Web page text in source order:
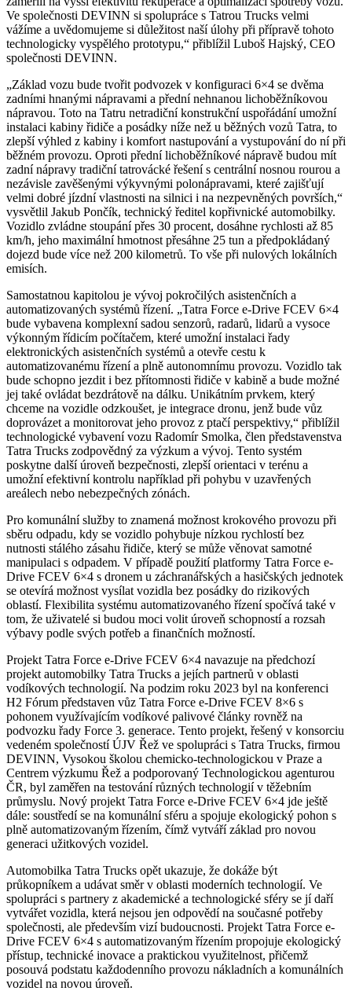
Ve společnosti DEVINN si spolupráce s Tatrou Trucks velmi
vážíme a uvědomujeme si důležitost naší úlohy při přípravě tohoto
technologicky vyspělého prototypu,“ přiblížil Luboš Hajský, CEO
společnosti DEVINN.
„Základ vozu bude tvořit podvozek v konfiguraci 6×4 se dvěma
zadními hnanými nápravami a přední nehnanou lichoběžníkovou
nápravou. Toto na Tatru netradiční konstrukční uspořádání umožní
instalaci kabiny řidiče a posádky níže než u běžných vozů Tatra, to
zlepší výhled z kabiny i komfort nastupování a vystupování do ní při
běžném provozu. Oproti přední lichoběžníkové nápravě budou mít
zadní nápravy tradiční tatrovácké řešení s centrální nosnou rourou a
nezávisle zavěšenými výkyvnými polonápravami, které zajišťují
velmi dobré jízdní vlastnosti na silnici i na nezpevněných površích,“
vysvětlil Jakub Pončík, technický ředitel kopřivnické automobilky.
Vozidlo zvládne stoupání přes 30 procent, dosáhne rychlosti až 85
km/h, jeho maximální hmotnost přesáhne 25 tun a předpokládaný
dojezd bude více než 200 kilometrů. To vše při nulových lokálních
emisích.
Samostatnou kapitolou je vývoj pokročilých asistenčních a
automatizovaných systémů řízení. „Tatra Force e-Drive FCEV 6×4
bude vybavena komplexní sadou senzorů, radarů, lidarů a vysoce
výkonným řídicím počítačem, které umožní instalaci řady
elektronických asistenčních systémů a otevře cestu k
automatizovanému řízení a plně autonomnímu provozu. Vozidlo tak
bude schopno jezdit i bez přítomnosti řidiče v kabině a bude možné
jej také ovládat bezdrátově na dálku. Unikátním prvkem, který
chceme na vozidle odzkoušet, je integrace dronu, jenž bude vůz
doprovázet a monitorovat jeho provoz z ptačí perspektivy,“ přiblížil
technologické vybavení vozu Radomír Smolka, člen představenstva
Tatra Trucks zodpovědný za výzkum a vývoj. Tento systém
poskytne další úroveň bezpečnosti, zlepší orientaci v terénu a
umožní efektivní kontrolu například při pohybu v uzavřených
areálech nebo nebezpečných zónách.
Pro komunální služby to znamená možnost krokového provozu při
sběru odpadu, kdy se vozidlo pohybuje nízkou rychlostí bez
nutnosti stálého zásahu řidiče, který se může věnovat samotné
manipulaci s odpadem. V případě použití platformy Tatra Force e-
Drive FCEV 6×4 s dronem u záchranářských a hasičských jednotek
se otevírá možnost vysílat vozidla bez posádky do rizikových
oblastí. Flexibilita systému automatizovaného řízení spočívá také v
tom, že uživatelé si budou moci volit úroveň schopností a rozsah
výbavy podle svých potřeb a finančních možností.
Projekt Tatra Force e-Drive FCEV 6×4 navazuje na předchozí
projekt automobilky Tatra Trucks a jejích partnerů v oblasti
vodíkových technologií. Na podzim roku 2023 byl na konferenci
H2 Fórum představen vůz Tatra Force e-Drive FCEV 8×6 s
pohonem využívajícím vodíkové palivové články rovněž na
podvozku řady Force 3. generace. Tento projekt, řešený v konsorciu
vedeném společností ÚJV Řež ve spolupráci s Tatra Trucks, firmou
DEVINN, Vysokou školou chemicko-technologickou v Praze a
Centrem výzkumu Řež a podporovaný Technologickou agenturou
ČR, byl zaměřen na testování různých technologií v těžebním
průmyslu. Nový projekt Tatra Force e-Drive FCEV 6×4 jde ještě
dále: soustředí se na komunální sféru a spojuje ekologický pohon s
plně automatizovaným řízením, čímž vytváří základ pro novou
generaci užitkových vozidel.
Automobilka Tatra Trucks opět ukazuje, že dokáže být
průkopníkem a udávat směr v oblasti moderních technologií. Ve
spolupráci s partnery z akademické a technologické sféry se jí daří
vytvářet vozidla, která nejsou jen odpovědí na současné potřeby
společnosti, ale především vizí budoucnosti. Projekt Tatra Force e-
Drive FCEV 6×4 s automatizovaným řízením propojuje ekologický
přístup, technické inovace a praktickou využitelnost, přičemž
posouvá podstatu každodenního provozu nákladních a komunálních
vozidel na novou úroveň.